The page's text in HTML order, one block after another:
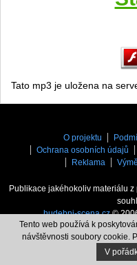
Tato mp3 je uložena na
O projektu
Ochrana osobních údajů
Reklama
Publikace jakéhokoliv materiálu
hudebni-scena.cz©
Tento web používá k
návštěvnosti soubory cookie.
V